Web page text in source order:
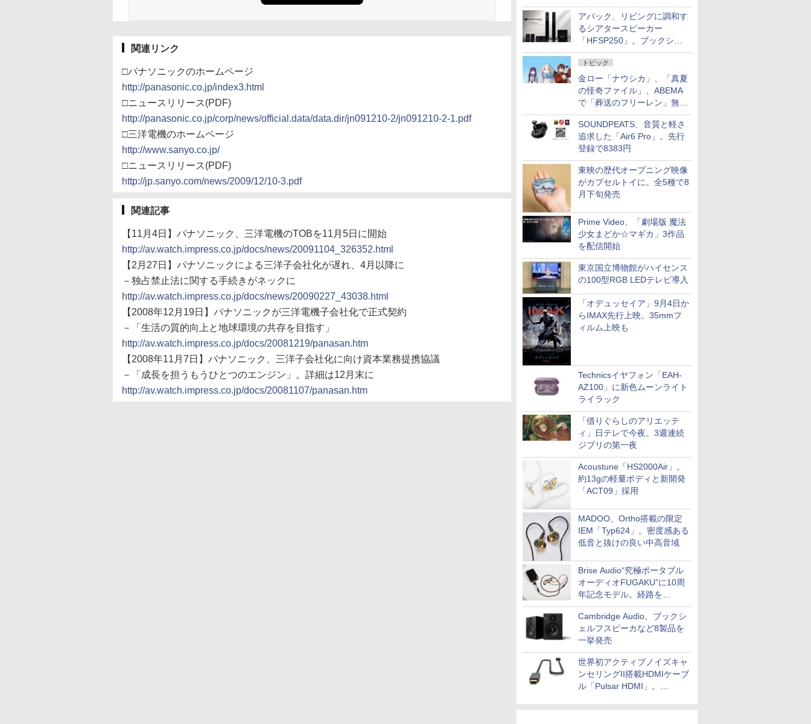
アバック、リビングに調和す
るシアタースピーカー
「HFSP250」。ブックシェ
ルフはペア3万円以下
トピック
金ロー「ナウシカ」、「真夏
の怪奇ファイル」、ABEMA
で「葬送のフリーレン」無料
配信など。夏の特番・配信情
報
SOUNDPEATS、音質と軽さ
追求した「Air6 Pro」。先行
登録で8383円
東映の歴代オープニング映像
がカプセルトイに。全5種で8
月下旬発売
Prime Video、「劇場版 魔法
少女まどか☆マギカ」3作品
を配信開始
東京国立博物館がハイセンス
の100型RGB LEDテレビ導入
「オデュッセイア」9月4日か
らIMAX先行上映。35mmフ
ィルム上映も
Technicsイヤフォン「EAH-
AZ100」に新色ムーンライト
ライラック
「借りぐらしのアリエッテ
ィ」日テレで今夜。3週連続
ジブリの第一夜
Acoustune「HS2000Air」。
約13gの軽量ボディと新開発
「ACT09」採用
MADOO、Ortho搭載の限定
IEM「Typ624」。密度感ある
低音と抜けの良い中高音域
Brise Audio“究極ポータブル
オーディオFUGAKU”に10周
年記念モデル。経路を
NISHIKIで統一。400万円
Cambridge Audio、ブックシ
ェルフスピーカなど8製品を
一挙発売
世界初アクティブノイズキャ
ンセリングII搭載HDMIケーブ
ル「Pulsar HDMI」。
関連リンク
□パナソニックのホームページ
http://panasonic.co.jp/index3.html
□ニュースリリース(PDF)
http://panasonic.co.jp/corp/news/official.data/data.dir/jn091210-2/jn091210-2-1.pdf
□三洋電機のホームページ
http://www.sanyo.co.jp/
□ニュースリリース(PDF)
http://jp.sanyo.com/news/2009/12/10-3.pdf
関連記事
【11月4日】パナソニック、三洋電機のTOBを11月5日に開始
http://av.watch.impress.co.jp/docs/news/20091104_326352.html
【2月27日】パナソニックによる三洋子会社化が遅れ、4月以降に
－独占禁止法に関する手続きがネックに
http://av.watch.impress.co.jp/docs/news/20090227_43038.html
【2008年12月19日】パナソニックが三洋電機子会社化で正式契約
－「生活の質的向上と地球環境の共存を目指す」
http://av.watch.impress.co.jp/docs/20081219/panasan.htm
【2008年11月7日】パナソニック、三洋子会社化に向け資本業務提携協議
－「成長を担うもうひとつのエンジン」。詳細は12月末に
http://av.watch.impress.co.jp/docs/20081107/panasan.htm